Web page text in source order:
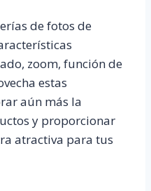
de fotos de
zoom, función de
estas
aún más la
y proporcionar
atractiva para tus